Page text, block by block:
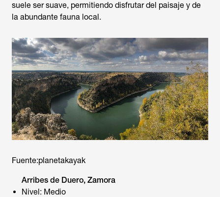
suele ser suave, permitiendo disfrutar del paisaje y de
la abundante fauna local.
Fuente:planetakayak
Arribes de Duero, Zamora
Nivel: Medio